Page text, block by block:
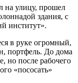
на улицу, прошел
здания, с
институт».
в руке огромный,
портфель. До дома
но после рабочего
«пососать»